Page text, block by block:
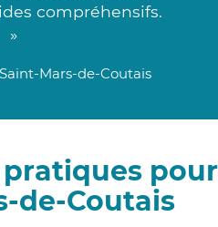
compréhensifs.
»
Mars-de-Coutais
pour
de-Coutais